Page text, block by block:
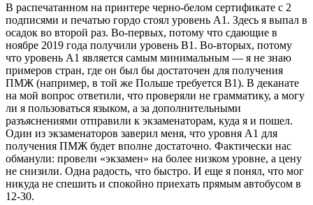
В распечатанном на принтере черно-белом сертификате с 2
подписями и печатью гордо стоял уровень A1. Здесь я выпал в
осадок во второй раз. Во-первых, потому что сдающие в
ноябре 2019 года получили уровень B1. Во-вторых, потому
что уровень A1 является самым минимальным — я не знаю
примеров стран, где он был бы достаточен для получения
ПМЖ (например, в той же Польше требуется B1). В деканате
на мой вопрос ответили, что проверяли не грамматику, а могу
ли я пользоваться языком, а за дополнительными
разъяснениями отправили к экзаменаторам, куда я и пошел.
Один из экзаменаторов заверил меня, что уровня A1 для
получения ПМЖ будет вполне достаточно. Фактически нас
обманули: провели «экзамен» на более низком уровне, а цену
не снизили. Одна радость, что быстро. И еще я понял, что мог
никуда не спешить и спокойно приехать прямым автобусом в
12-30.